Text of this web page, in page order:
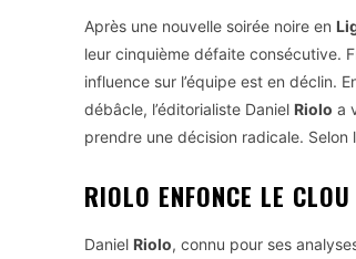
Après une nouvelle soirée noire en
leur cinquième défaite consécutive.
influence sur l’équipe est en déclin.
débâcle, l’éditorialiste Daniel Riolo a
prendre une décision radicale. Selon
RIOLO ENFONCE LE
Daniel Riolo, connu pour ses